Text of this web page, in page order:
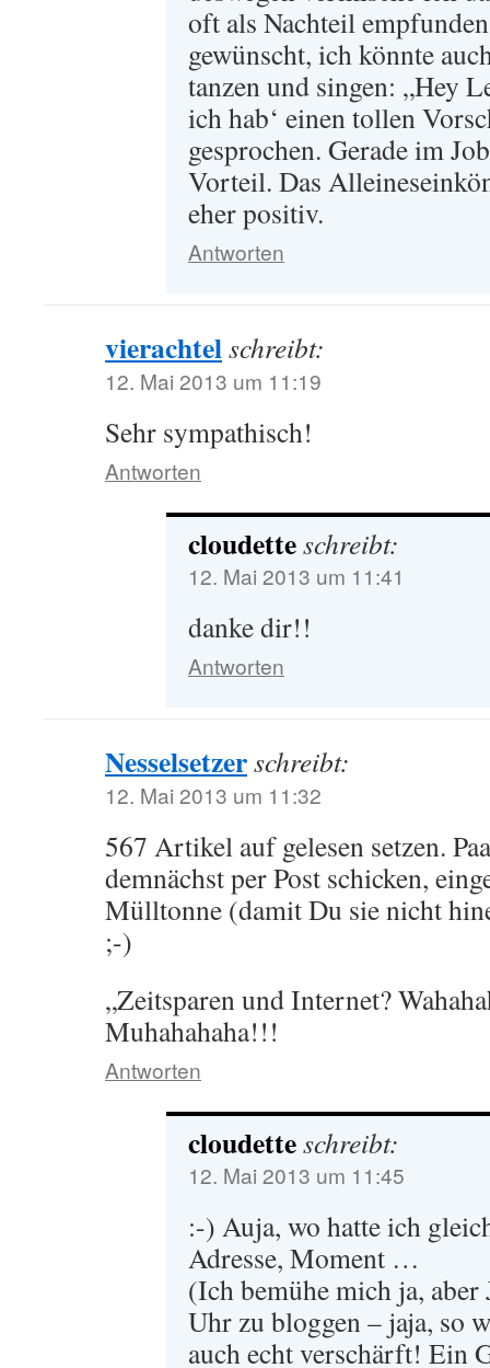
oft als Nachteil
gewünscht, ich könnte
tanzen und singen: „Hey
ich hab‘ einen tollen
gesprochen. Gerade im
Vorteil. Das
eher positiv.
Antworten
vierachtelschreibt:
12. Mai 2013 um 11:19
Sehr sympathisch!
Antworten
cloudetteschreibt:
12. Mai 2013 um 11:41
danke dir!!
Antworten
Nesselsetzerschreibt:
12. Mai 2013 um 11:32
567 Artikel auf gelesen setzen.
demnächst per Post schicken,
Mülltonne (damit Du sie nicht
;-)
„Zeitsparen und Internet?
Muhahahaha!!!
Antworten
cloudetteschreibt:
12. Mai 2013 um 11:45
:-) Auja, wo hatte ich
Adresse, Moment …
(Ich bemühe mich ja,
Uhr zu bloggen – jaja, so
auch echt verschärft! Ein